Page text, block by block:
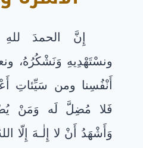
إِنَّ الحمدَ للهِ
ونسْتَهْدِيهِ وَنَشْكُرُهُ،
أَنْفُسِنا ومن سَيِّئاتِ
فَلا مُضِلَّ لَه وَمَنْ
وَأَشْهَدُ أَنْ لا إِلٰـهَ إِلّا